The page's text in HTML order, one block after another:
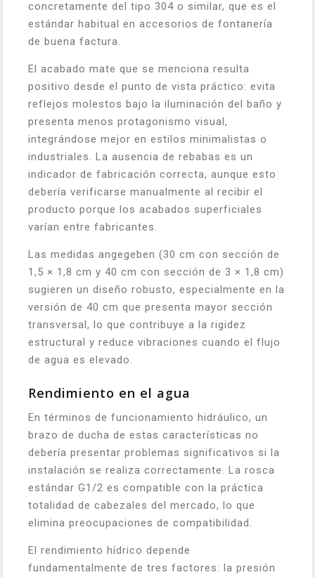
concretamente del tipo 304 o similar, que es el
estándar habitual en accesorios de fontanería
de buena factura.
El acabado mate que se menciona resulta
positivo desde el punto de vista práctico: evita
reflejos molestos bajo la iluminación del baño y
presenta menos protagonismo visual,
integrándose mejor en estilos minimalistas o
industriales. La ausencia de rebabas es un
indicador de fabricación correcta, aunque esto
debería verificarse manualmente al recibir el
producto porque los acabados superficiales
varían entre fabricantes.
Las medidas angegeben (30 cm con sección de
1,5 × 1,8 cm y 40 cm con sección de 3 × 1,8 cm)
sugieren un diseño robusto, especialmente en la
versión de 40 cm que presenta mayor sección
transversal, lo que contribuye a la rigidez
estructural y reduce vibraciones cuando el flujo
de agua es elevado.
Rendimiento en el agua
En términos de funcionamiento hidráulico, un
brazo de ducha de estas características no
debería presentar problemas significativos si la
instalación se realiza correctamente. La rosca
estándar G1/2 es compatible con la práctica
totalidad de cabezales del mercado, lo que
elimina preocupaciones de compatibilidad.
El rendimiento hídrico depende
fundamentalmente de tres factores: la presión